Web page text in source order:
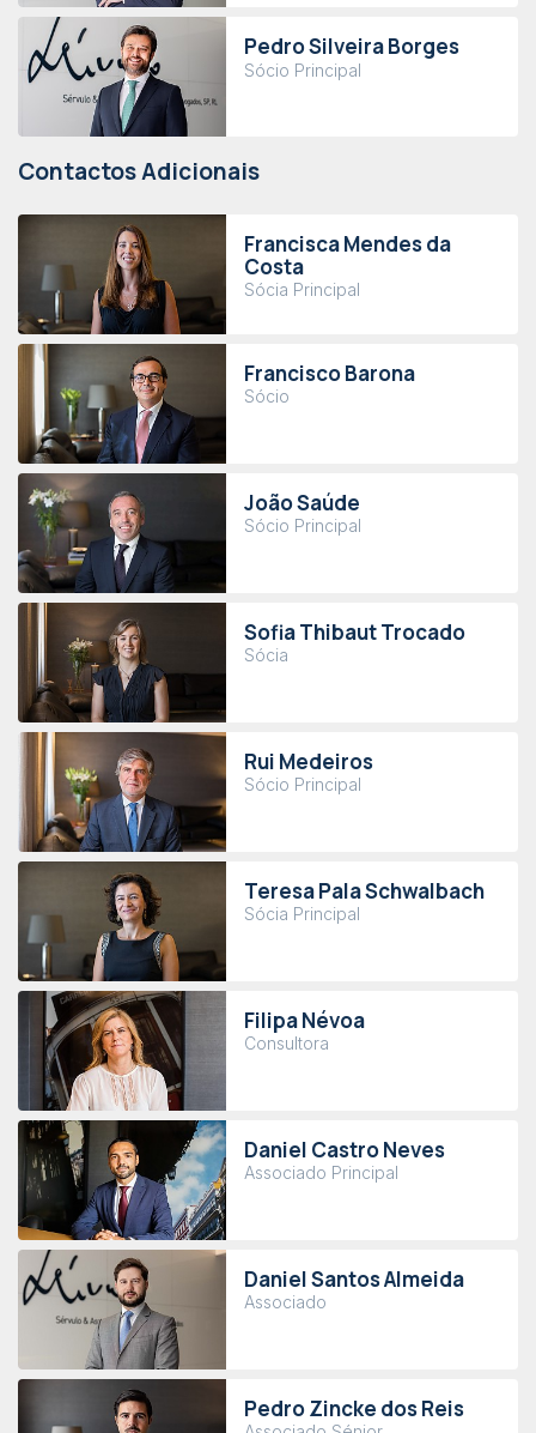
Pedro Silveira Borges
Sócio Principal
Contactos Adicionais
Francisca Mendes da
Costa
Sócia Principal
Francisco Barona
Sócio
João Saúde
Sócio Principal
Sofia Thibaut Trocado
Sócia
Rui Medeiros
Sócio Principal
Teresa Pala Schwalbach
Sócia Principal
Filipa Névoa
Consultora
Daniel Castro Neves
Associado Principal
Daniel Santos Almeida
Associado
Pedro Zincke dos Reis